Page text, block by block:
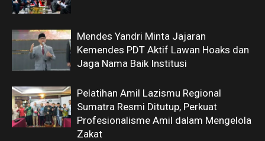
Mendes Yandri Minta Jajaran
Kemendes PDT Aktif Lawan Hoaks dan
Jaga Nama Baik Institusi
Pelatihan Amil Lazismu Regional
Sumatra Resmi Ditutup, Perkuat
Profesionalisme Amil dalam Mengelola
Zakat